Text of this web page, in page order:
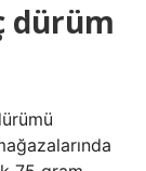
dürüm